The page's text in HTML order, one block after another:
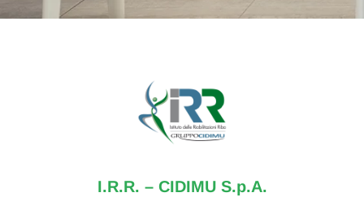
I.R.R. – CIDIMU S.p.A.